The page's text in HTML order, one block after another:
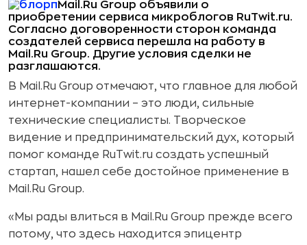
Mail.Ru Group объявили о
приобретении сервиса микроблогов RuTwit.ru.
Согласно договоренности сторон команда
создателей сервиса перешла на работу в
Mail.Ru Group. Другие условия сделки не
разглашаются.
В Mail.Ru Group отмечают, что главное для любой
интернет-компании – это люди, сильные
технические специалисты. Творческое
видение и предпринимательский дух, который
помог команде RuTwit.ru создать успешный
стартап, нашел себе достойное применение в
Mail.Ru Group.
«Мы рады влиться в Mail.Ru Group прежде всего
потому, что здесь находится эпицентр